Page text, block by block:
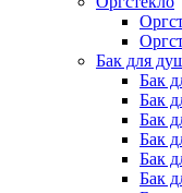
Бак для
Бак
Бак
Бак
Бак
Бак
Бак